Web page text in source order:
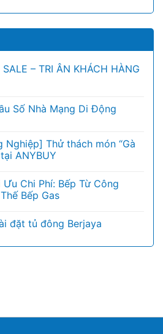
– TRI ÂN KHÁCH HÀNG
Số Nhà Mạng Di Động
Nghiệp] Thử thách món “Gà
ANYBUY
Ưu Chi Phí: Bếp Từ Công
Bếp Gas
đặt tủ đông Berjaya